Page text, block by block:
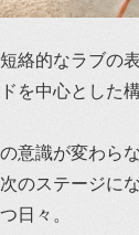
絡的なラブの
を中心とした
意識が変わら
のステージに
日々。